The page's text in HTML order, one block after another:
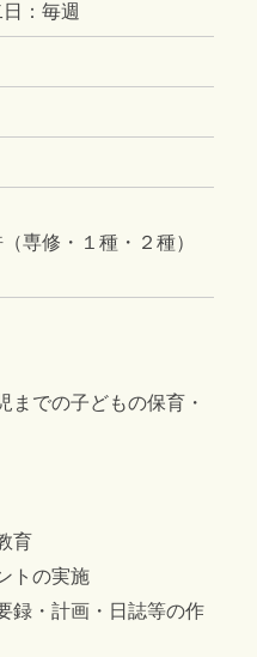
：毎週
専修・１種・２種）
までの子どもの保育・
育
トの実施
録・計画・日誌等の作